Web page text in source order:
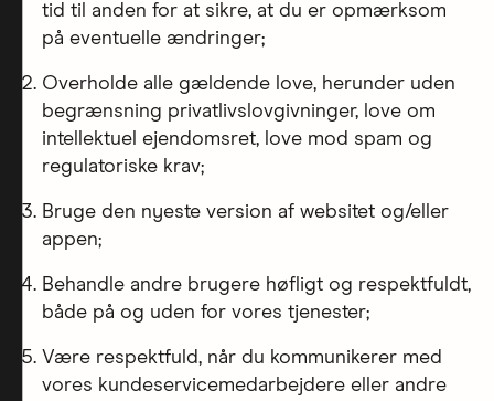
tid til anden for at sikre, at du er opmærksom
på eventuelle ændringer;
Overholde alle gældende love, herunder uden
begrænsning privatlivslovgivninger, love om
intellektuel ejendomsret, love mod spam og
regulatoriske krav;
Bruge den nyeste version af websitet og/eller
appen;
Behandle andre brugere høfligt og respektfuldt,
både på og uden for vores tjenester;
Være respektfuld, når du kommunikerer med
vores kundeservicemedarbejdere eller andre